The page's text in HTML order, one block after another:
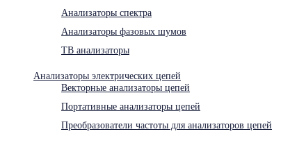
Анализаторы спектра
Анализаторы фазовых шумов
ТВ анализаторы
Анализаторы электрических цепей
Векторные анализаторы цепей
Портативные анализаторы цепей
Преобразователи частоты для анализаторов цепей